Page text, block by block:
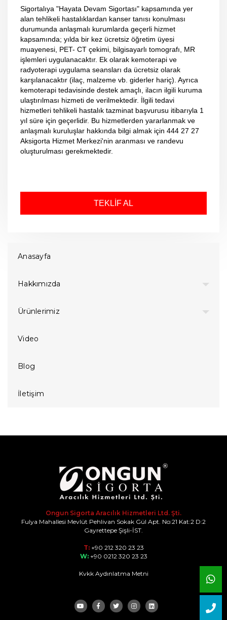
Sigortalıya "Hayata Devam Sigortası" kapsamında yer
alan tehlikeli hastalıklardan kanser tanısı konulması
durumunda anlaşmalı kurumlarda geçerli hizmet
kapsamında; yılda bir kez ücretsiz öğretim üyesi
muayenesi, PET- CT çekimi, bilgisayarlı tomografı, MR
işlemleri uygulanacaktır. Ek olarak kemoterapi ve
radyoterapi uygulama seansları da ücretsiz olarak
karşılanacaktır (ilaç, malzeme vb. giderler hariç). Ayrıca
kemoterapi tedavisinde destek amaçlı, ilacın ilgili kuruma
ulaştırılması hizmeti de verilmektedir. İlgili tedavi
hizmetleri tehlikeli hastalık tazminat başvurusu itibarıyla 1
yıl süre için geçerlidir. Bu hizmetlerden yararlanmak ve
anlaşmalı kuruluşlar hakkında bilgi almak için 444 27 27
Aksigorta Hizmet Merkezi'nin aranması ve randevu
oluşturulması gerekmektedir.
TEKLİF AL
Anasayfa
Hakkımızda
Ürünlerimiz
Video
Blog
İletişim
Ongun Sigorta Aracılık Hizmetleri Ltd. Şti.
Fulya Mahallesi Mevlüt Pehlivan Sokak Gül Apt. No:21 Kat:2 D:2
Gayrettepe Şişli-İST.
T:+90 212 320 23 23
W:+90 0212 320 23 23
Kvkk Aydınlatma Metni